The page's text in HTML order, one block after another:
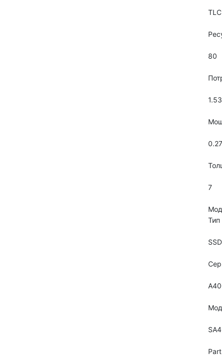
TLC
80
7
Тип
SSD